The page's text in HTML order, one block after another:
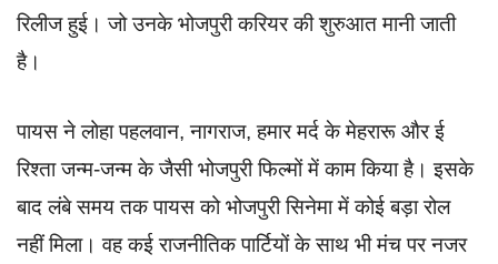
रिलीज हुई। जो उनके भोजपुरी करियर की शुरुआत मानी जाती
है।
पायस ने लोहा पहलवान, नागराज, हमार मर्द के मेहरारू और ई
रिश्ता जन्म-जन्म के जैसी भोजपुरी फिल्मों में काम किया है। इसके
बाद लंबे समय तक पायस को भोजपुरी सिनेमा में कोई बड़ा रोल
नहीं मिला। वह कई राजनीतिक पार्टियों के साथ भी मंच पर नजर